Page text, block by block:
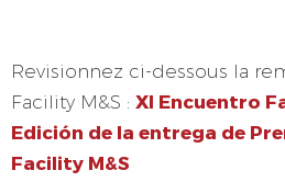
Revisionnez ci-dessous la
Facility M&S : XI Encuentro
Edición de la entrega de
Facility M&S